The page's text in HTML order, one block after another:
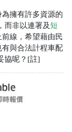
擁有許多資源的
而非以連署及短
線，希望藉由民
與合法計程車配
協呢？ [註]